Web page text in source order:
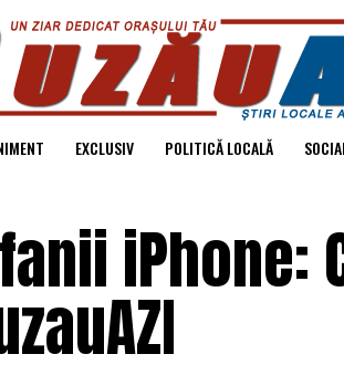
EXCLUSIV POLITICĂ LOCALĂ
iPhone: